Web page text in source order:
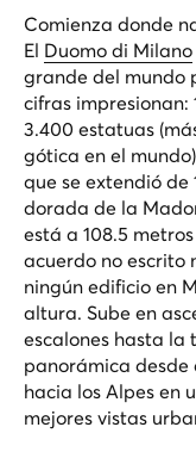
Comienza donde
El Duomo di Milano
grande del mundo
cifras impresionan:
3.400 estatuas
gótica en el
que se extendió de
dorada de la
está a 108.5
acuerdo no escrito
ningún edificio en
altura. Sube en
escalones hasta la
panorámica
hacia los Alpes en
mejores vistas